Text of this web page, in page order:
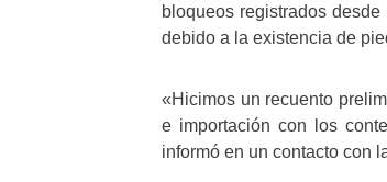
bloqueos registrados
debido a la existencia de
«Hicimos un recuento
e importación con los
informó en un contacto con